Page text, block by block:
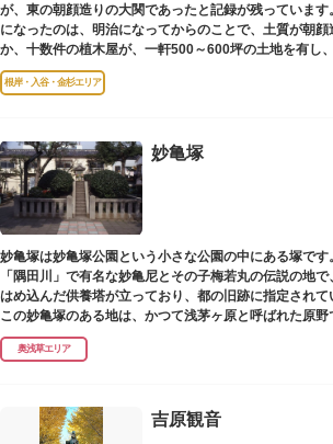
が、東の朝顔造りの大関であったと記録が残っています
になったのは、明治になってからのことで、土質が朝
か、十数件の植木屋が、一軒500～600坪の土地を有し
りをはじめました。
根岸・入谷・金杉エリア
妙亀塚
妙亀塚は妙亀塚公園という小さな公園の中にある塚です
「隅田川」で有名な妙亀尼とその子梅若丸の伝説の地
はめ込んだ供養塔が立っており、都の旧跡に指定されて
この妙亀塚のある地は、かつて浅茅ヶ原と呼ばれた原
が通じていました。妙亀塚は「梅若伝説」にちなんだ名
説」とは平安時代、吉田少将惟房の子・梅若が、信夫藤
らわれ、都から奥州へつれて行かれる途中、重い病に
田川岸で里人から梅若の死を知らされ、髪をおろして
だ、という説話です。謡曲『隅田川』はこの伝説をも
奥浅草エリア
吉原観音